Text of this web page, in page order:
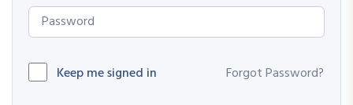
Keep me signed in Forgot Password?